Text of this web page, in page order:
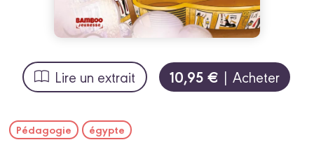
Lire un extrait 10,95 € | Acheter
Pédagogie égypte